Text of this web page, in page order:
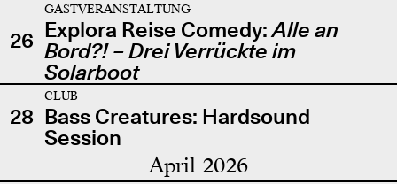
26
GASTVERANSTALTUNG
Explora Reise Comedy:Alle an
Bord?! – Drei Verrückte im
Solarboot
28
CLUB
Bass Creatures: Hardsound
Session
April 2026